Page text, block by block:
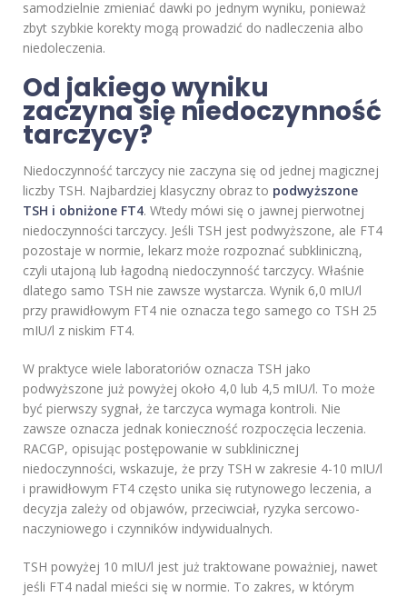
samodzielnie zmieniać dawki po jednym wyniku, ponieważ
zbyt szybkie korekty mogą prowadzić do nadleczenia albo
niedoleczenia.
Od jakiego wyniku
zaczyna się niedoczynność
tarczycy?
Niedoczynność tarczycy nie zaczyna się od jednej magicznej
liczby TSH. Najbardziej klasyczny obraz to podwyższone
TSH i obniżone FT4. Wtedy mówi się o jawnej pierwotnej
niedoczynności tarczycy. Jeśli TSH jest podwyższone, ale FT4
pozostaje w normie, lekarz może rozpoznać subkliniczną,
czyli utajoną lub łagodną niedoczynność tarczycy. Właśnie
dlatego samo TSH nie zawsze wystarcza. Wynik 6,0 mIU/l
przy prawidłowym FT4 nie oznacza tego samego co TSH 25
mIU/l z niskim FT4.
W praktyce wiele laboratoriów oznacza TSH jako
podwyższone już powyżej około 4,0 lub 4,5 mIU/l. To może
być pierwszy sygnał, że tarczyca wymaga kontroli. Nie
zawsze oznacza jednak konieczność rozpoczęcia leczenia.
RACGP, opisując postępowanie w subklinicznej
niedoczynności, wskazuje, że przy TSH w zakresie 4-10 mIU/l
i prawidłowym FT4 często unika się rutynowego leczenia, a
decyzja zależy od objawów, przeciwciał, ryzyka sercowo-
naczyniowego i czynników indywidualnych.
TSH powyżej 10 mIU/l jest już traktowane poważniej, nawet
jeśli FT4 nadal mieści się w normie. To zakres, w którym